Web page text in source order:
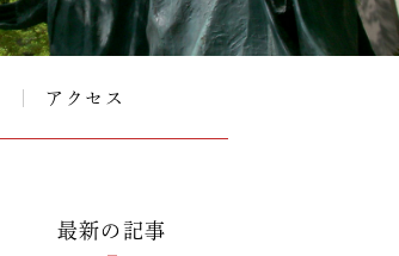
アクセス
最新の記事